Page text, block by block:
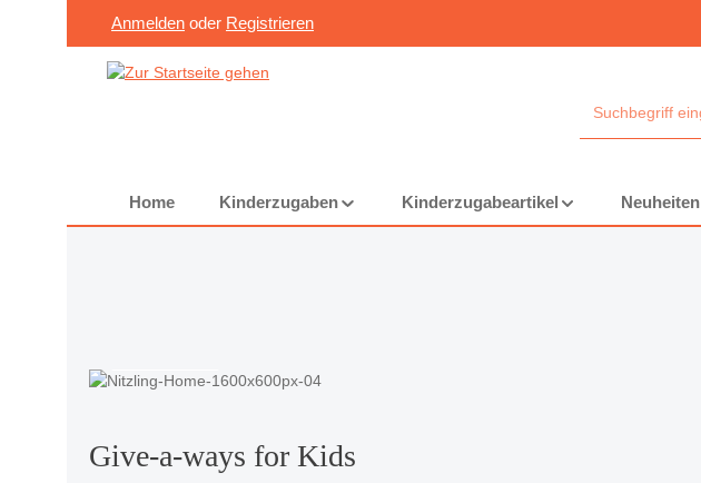
Zum Hauptinhalt springen
Zur Suche springen
Zur Hauptnavigation springen
Anmelden oder Registrieren
Home Kinderzugaben Kinderzugabeartikel Neuheiten
Give-a-ways for Kids